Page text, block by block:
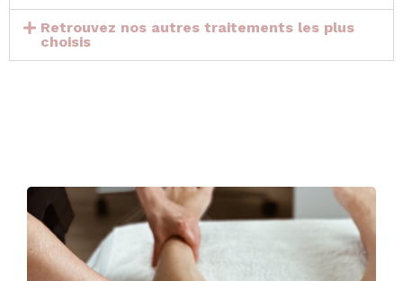
Retrouvez nos autres traitements les plus
choisis